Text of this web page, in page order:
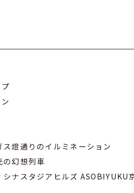
ス燈通りのイルミネーション
の幻想列車
シナスタジアヒルズ ASOBIYUKU